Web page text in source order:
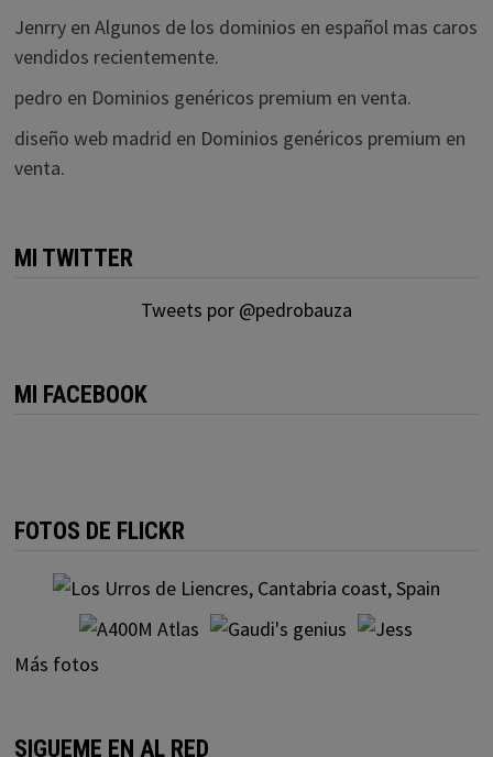
Jenrryen Algunos de los dominios en español mas caros
vendidos recientemente.
pedro en Dominios genéricos premium en venta.
diseño web madrid en Dominios genéricos premium en
venta.
MI TWITTER
Tweets por @pedrobauza
MI FACEBOOK
FOTOS DE FLICKR
Más fotos
SIGUEME EN AL RED